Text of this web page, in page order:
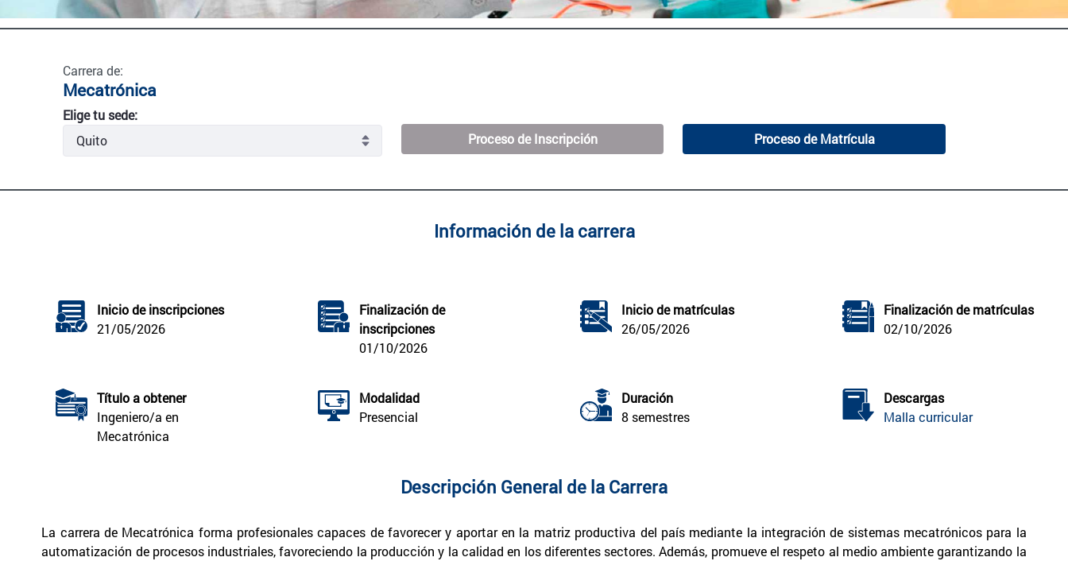
Carrera de:
Mecatrónica
Elige tu sede:
Proceso de Inscripción
Proceso de Matrícula
Información de la carrera
Inicio de inscripciones
21/05/2026
Finalización de
inscripciones
01/10/2026
Inicio de matrículas
26/05/2026
Finalización de matrículas
02/10/2026
Título a obtener
Ingeniero/a en
Mecatrónica
Modalidad
Presencial
Duración
8 semestres
Descargas
Malla curricular
Descripción General de la Carrera
La carrera de Mecatrónica forma profesionales capaces de favorecer y aportar en la matriz productiva del país mediante la integración de sistemas mecatrónicos para la
automatización de procesos industriales, favoreciendo la producción y la calidad en los diferentes sectores. Además, promueve el respeto al medio ambiente garantizando la